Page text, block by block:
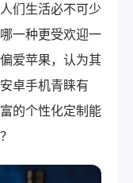
们生活必不可少
一种更受欢迎一
爱苹果，认为其
卓手机青睐有
的个性化定制能